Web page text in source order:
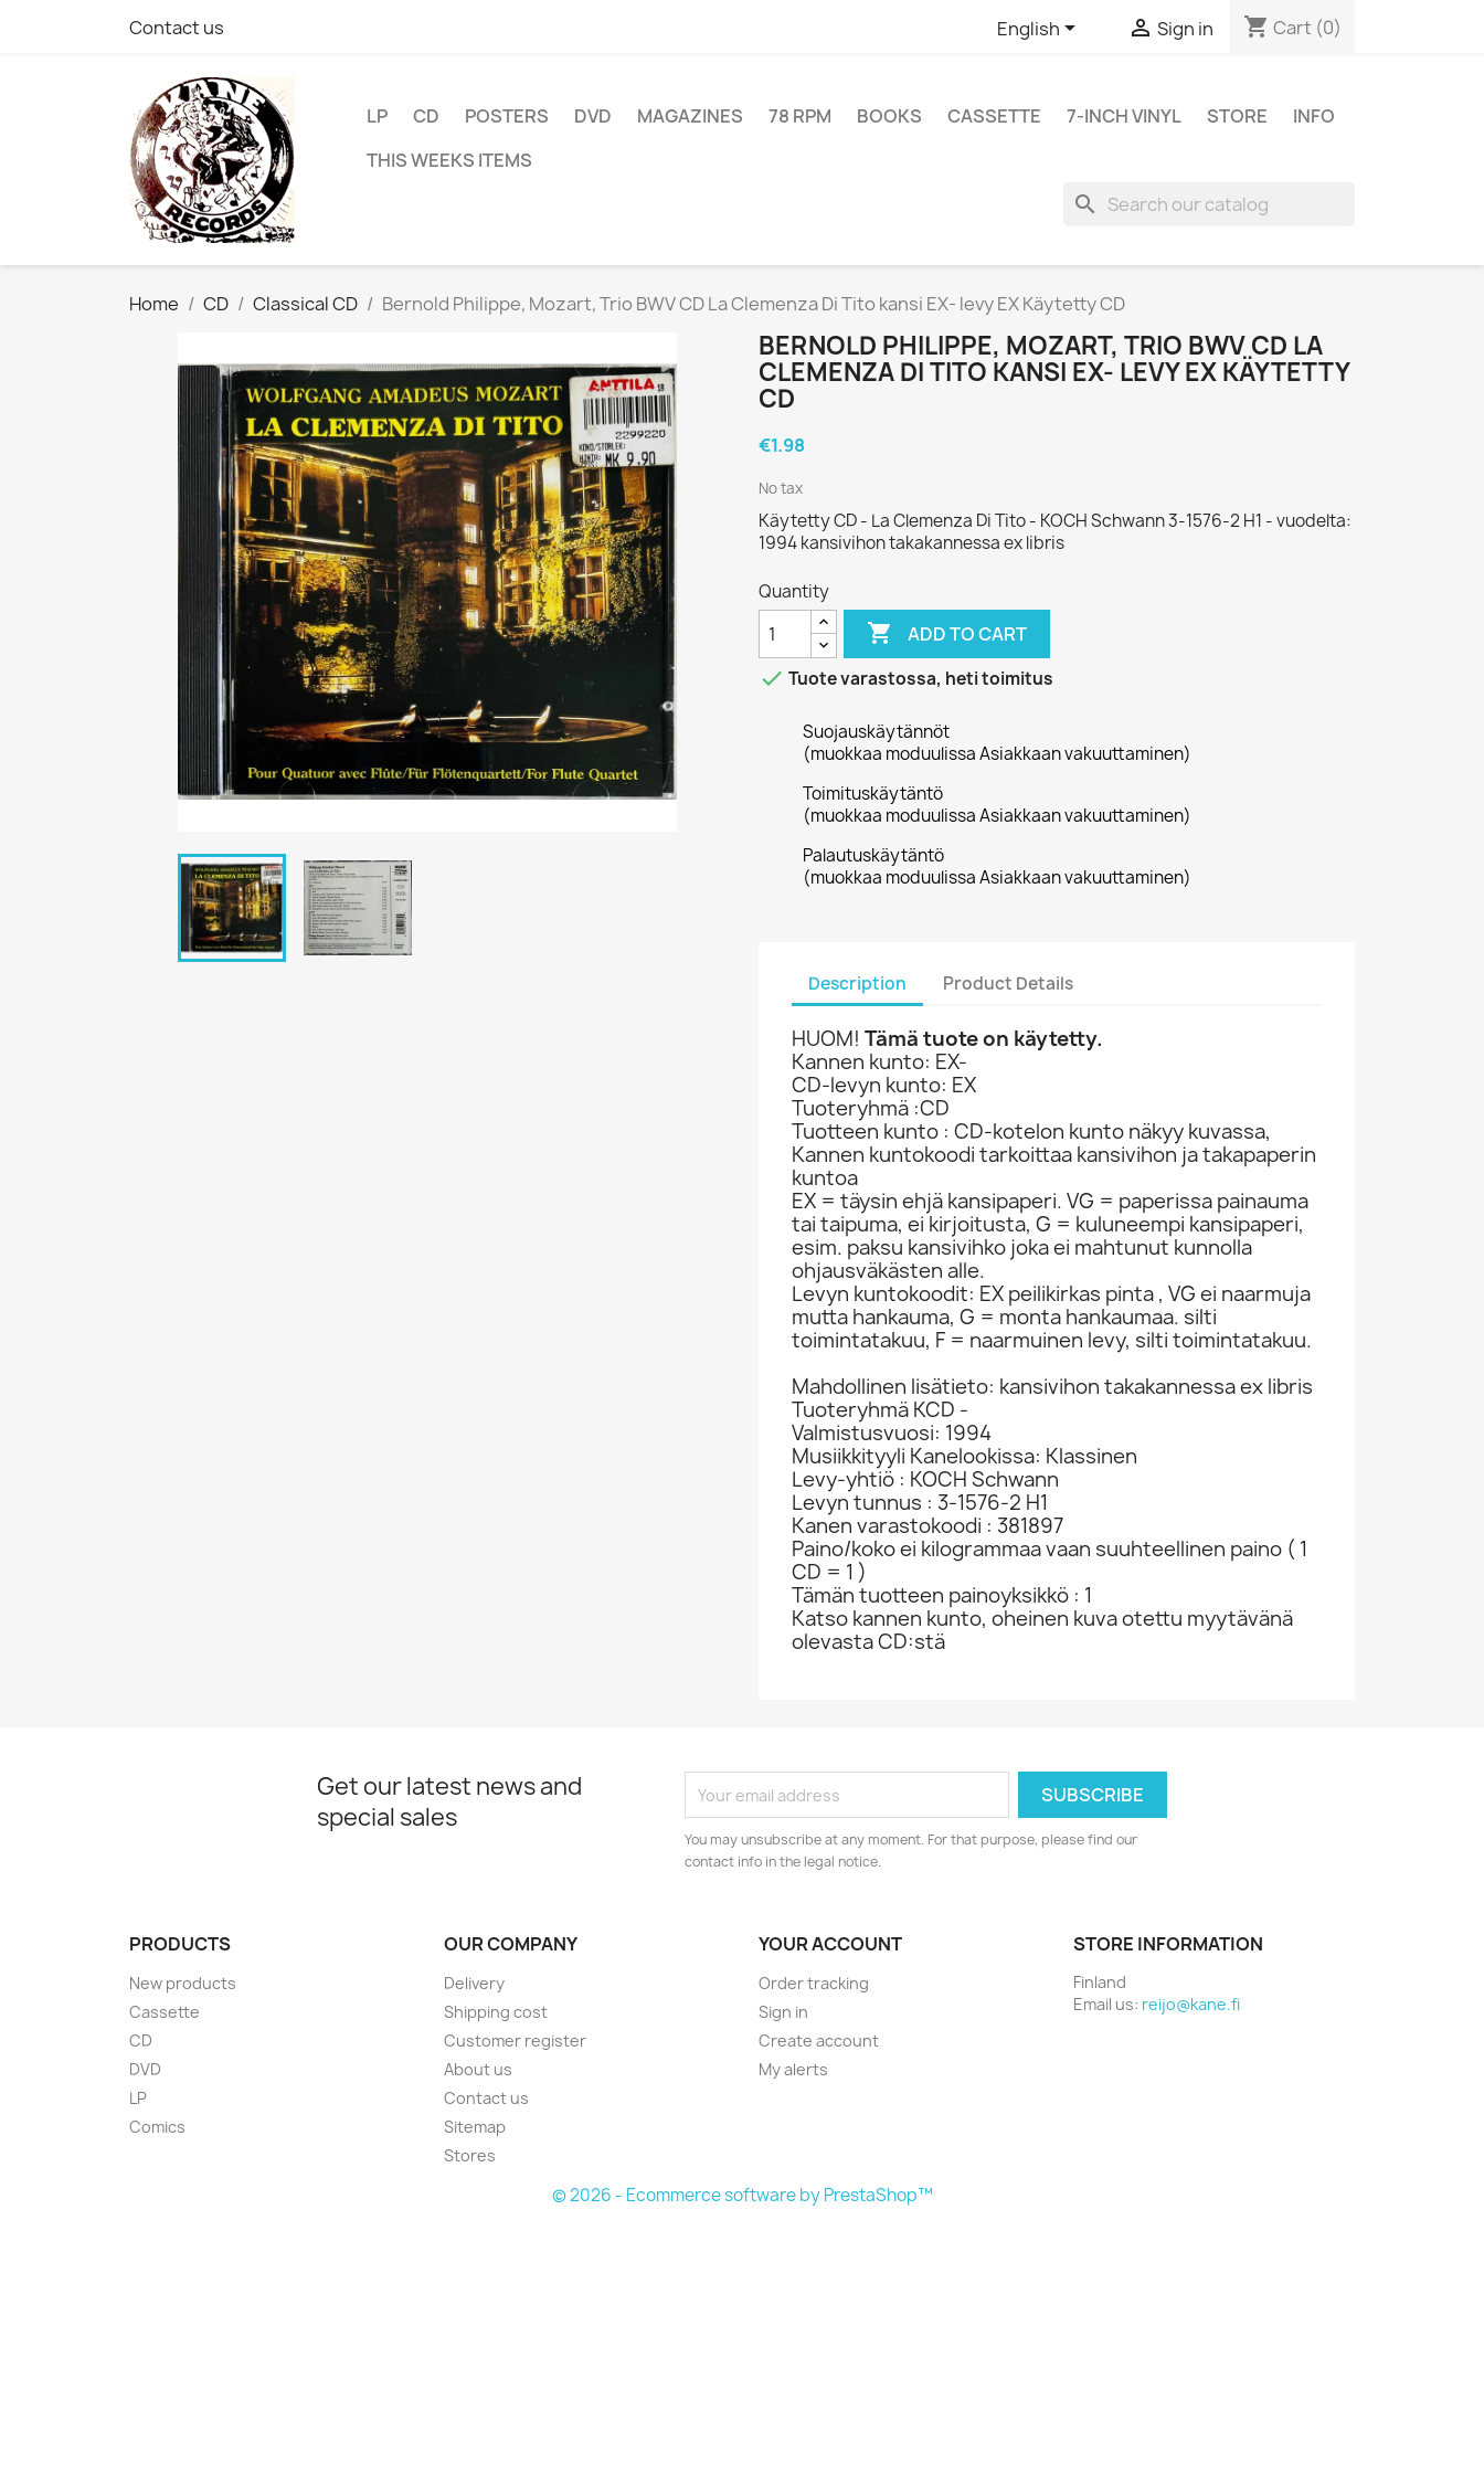
Contact us English  Sign in shopping_cart Cart (0)
LP CD POSTERS DVD MAGAZINES 78 RPM BOOKS CASSETTE 7-INCH VINYL STORE
INFO
THIS WEEKS ITEMS
search
Home CD Classical CD Bernold Philippe, Mozart, Trio BWV CD La Clemenza Di Tito kansi EX- levy EX Käytetty CD
BERNOLD PHILIPPE, MOZART, TRIO BWV CD LA
CLEMENZA DI TITO KANSI EX- LEVY EX KÄYTETTY
CD
€1.98
No tax
Käytetty CD - La Clemenza Di Tito - KOCH Schwann 3-1576-2 H1 - vuodelta:
1994 kansivihon takakannessa ex libris
Quantity
 ADD TO CART
 Tuote varastossa, heti toimitus
Suojauskäytännöt
(muokkaa moduulissa Asiakkaan vakuuttaminen)
Toimituskäytäntö
(muokkaa moduulissa Asiakkaan vakuuttaminen)
Palautuskäytäntö
(muokkaa moduulissa Asiakkaan vakuuttaminen)
Description Product Details
HUOM! Tämä tuote on käytetty.
Kannen kunto: EX-
CD-levyn kunto: EX
Tuoteryhmä :CD
Tuotteen kunto : CD-kotelon kunto näkyy kuvassa,
Kannen kuntokoodi tarkoittaa kansivihon ja takapaperin
kuntoa
EX = täysin ehjä kansipaperi. VG = paperissa painauma
tai taipuma, ei kirjoitusta, G = kuluneempi kansipaperi,
esim. paksu kansivihko joka ei mahtunut kunnolla
ohjausväkästen alle.
Levyn kuntokoodit: EX peilikirkas pinta , VG ei naarmuja
mutta hankauma, G = monta hankaumaa. silti
toimintatakuu, F = naarmuinen levy, silti toimintatakuu.
Mahdollinen lisätieto: kansivihon takakannessa ex libris
Tuoteryhmä KCD -
Valmistusvuosi: 1994
Musiikkityyli Kanelookissa: Klassinen
Levy-yhtiö : KOCH Schwann
Levyn tunnus : 3-1576-2 H1
Kanen varastokoodi : 381897
Paino/koko ei kilogrammaa vaan suuhteellinen paino ( 1
CD = 1 )
Tämän tuotteen painoyksikkö : 1
Katso kannen kunto, oheinen kuva otettu myytävänä
olevasta CD:stä
Get our latest news and
special sales
You may unsubscribe at any moment. For that purpose, please find our
contact info in the legal notice.
PRODUCTS
New products
Cassette
CD
DVD
LP
Comics
OUR COMPANY
Delivery
Shipping cost
Customer register
About us
Contact us
Sitemap
Stores
YOUR ACCOUNT
Order tracking
Sign in
Create account
My alerts
STORE INFORMATION
Finland
Email us: reijo@kane.fi
© 2026 - Ecommerce software by PrestaShop™